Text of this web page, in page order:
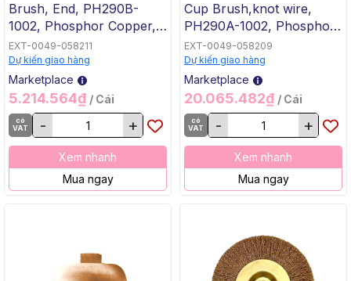
Brush, End, PH290B-
1002, Phosphor Copper,
Φ26mm, WEDO, Non-
Sparking
EXT-0049-058211
Dự kiến giao hàng
Marketplace
5.214.564₫ / Cái
có
VAT
- +
Xem nhanh
Mua ngay
Cup Brush,knot wire,
PH290A-1002, Phosphor
Copper, Φ100x30mm,
WEDO, Non-Sparking
EXT-0049-058209
Dự kiến giao hàng
Marketplace
20.065.482₫ / Cái
có
VAT
- +
Xem nhanh
Mua ngay